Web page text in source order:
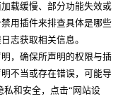
载缓慢、部分功能失效或
用插件来排查具体是哪些
志获取相关信息。
，确保所声明的权限与插
不当或存在错误，可能导
私和安全，点击“网站设